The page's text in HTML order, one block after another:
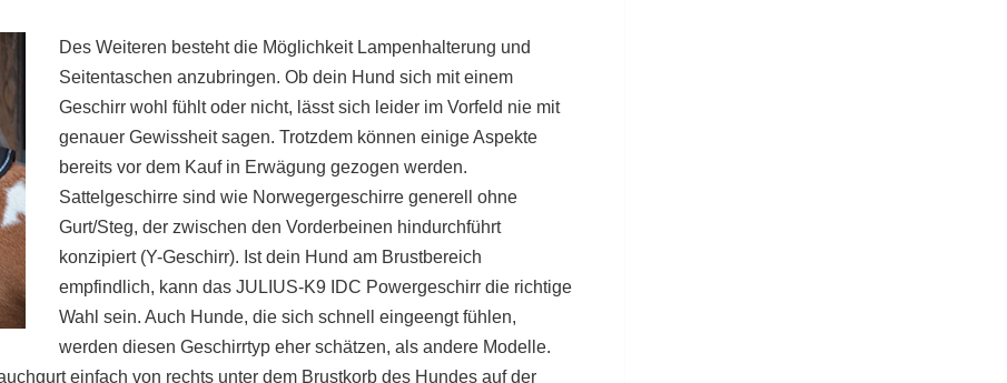
Des Weiteren besteht die Möglichkeit Lampenhalterung und
Seitentaschen anzubringen. Ob dein Hund sich mit einem
Geschirr wohl fühlt oder nicht, lässt sich leider im Vorfeld nie mit
genauer Gewissheit sagen. Trotzdem können einige Aspekte
bereits vor dem Kauf in Erwägung gezogen werden.
Sattelgeschirre sind wie Norwegergeschirre generell ohne
Gurt/Steg, der zwischen den Vorderbeinen hindurchführt
konzipiert (Y-Geschirr). Ist dein Hund am Brustbereich
empfindlich, kann das JULIUS-K9 IDC Powergeschirr die richtige
Wahl sein. Auch Hunde, die sich schnell eingeengt fühlen,
werden diesen Geschirrtyp eher schätzen, als andere Modelle.
einfach von rechts unter dem Brustkorb des Hundes auf der